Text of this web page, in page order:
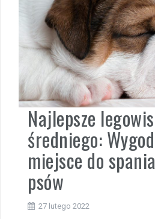
Najlepsze
średniego:
miejsce do
psów
27 lutego 2022